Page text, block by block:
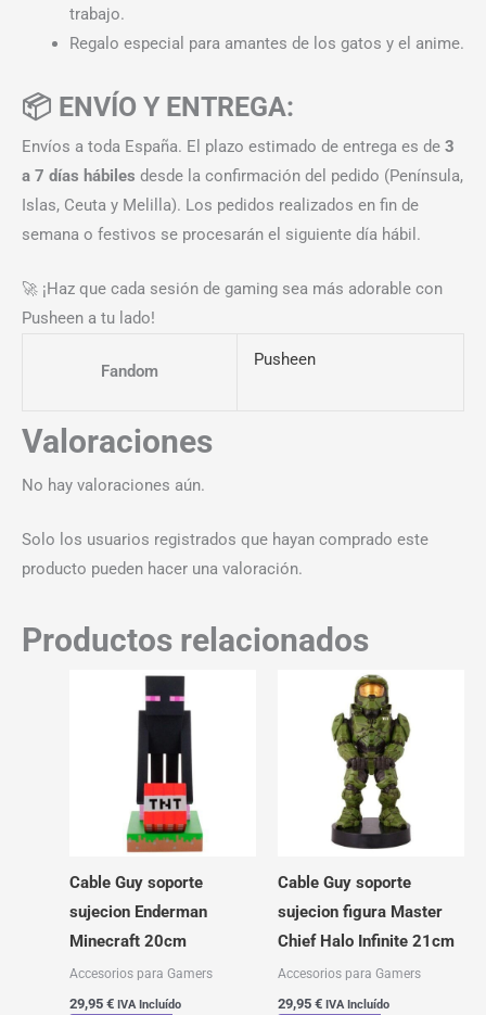
trabajo.
Regalo especial para amantes de los gatos y el anime.
📦 ENVÍO Y ENTREGA:
Envíos a toda España. El plazo estimado de entrega es de 3
a 7 días hábiles desde la confirmación del pedido (Península,
Islas, Ceuta y Melilla). Los pedidos realizados en fin de
semana o festivos se procesarán el siguiente día hábil.
🚀 ¡Haz que cada sesión de gaming sea más adorable con
Pusheen a tu lado!
Fandom
Pusheen
Valoraciones
No hay valoraciones aún.
Solo los usuarios registrados que hayan comprado este
producto pueden hacer una valoración.
Productos relacionados
Cable Guy soporte
sujecion Enderman
Minecraft 20cm
Accesorios para Gamers
29,95 € IVA Incluído
Cable Guy soporte
sujecion figura Master
Chief Halo Infinite 21cm
Accesorios para Gamers
29,95 € IVA Incluído